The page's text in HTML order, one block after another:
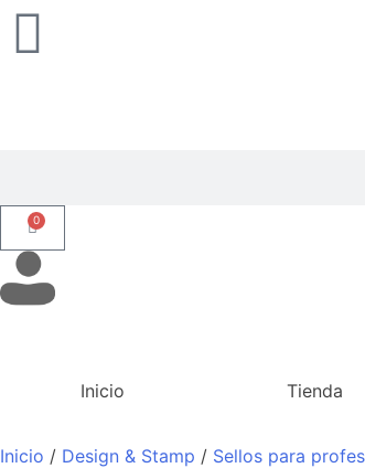
0
Inicio Tienda
Inicio / Design & Stamp / Sellos para